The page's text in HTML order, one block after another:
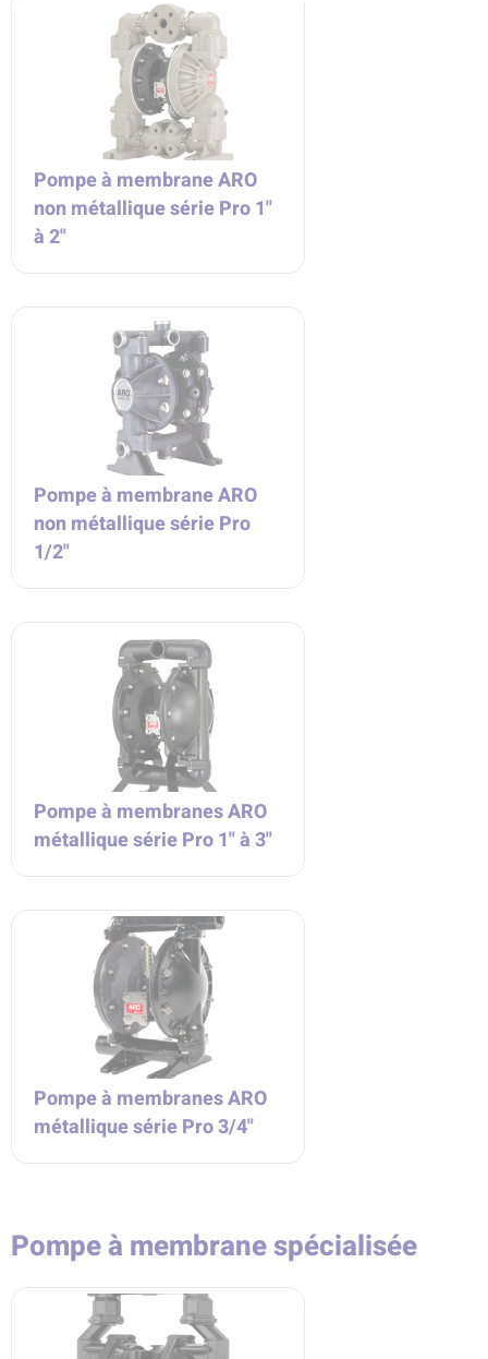
Pompe à membrane ARO
non métallique série Pro 1"
à 2"
Pompe à membrane ARO
non métallique série Pro
1/2"
Pompe à membranes ARO
métallique série Pro 1" à 3"
Pompe à membranes ARO
métallique série Pro 3/4"
Pompe à membrane spécialisée